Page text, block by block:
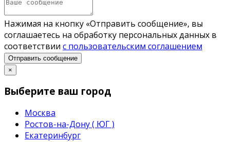
Нажимая на кнопку «Отправить сообщение», вы
соглашаетесь на обработку персональных данных в
соответствии с пользовательским соглашением
Отправить сообщение
×
Выберите ваш город
Москва
Ростов-на-Дону ( ЮГ )
Екатеринбург